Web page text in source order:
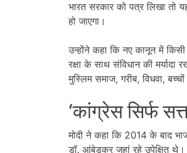
भारत सरकार को पत्र लिखा तो
हो जाएगा।
उन्होंने कहा कि नए कानून में किसी
रक्षा के साथ संविधान की
मुस्लिम समाज, गरीब, विधवा,
‘कांग्रेस सिर्फ
मोदी ने कहा कि 2014 के बाद
डॉ. आंबेडकर जहां रहे उपेक्षित